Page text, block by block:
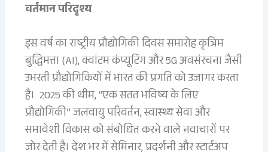
वर्तमान परिदृश्य
इस वर्ष का राष्ट्रीय प्रौद्योगिकी दिवस समारोह कृत्रिम
बुद्धिमत्ता (AI), क्वांटम कंप्यूटिंग और 5G अवसंरचना जैसी
उभरती प्रौद्योगिकियों में भारत की प्रगति को उजागर करता
है। 2025 की थीम, “एक सतत भविष्य के लिए
प्रौद्योगिकी” जलवायु परिवर्तन, स्वास्थ्य सेवा और
समावेशी विकास को संबोधित करने वाले नवाचारों पर
जोर देती है। देश भर में सेमिनार, प्रदर्शनी और स्टार्टअप